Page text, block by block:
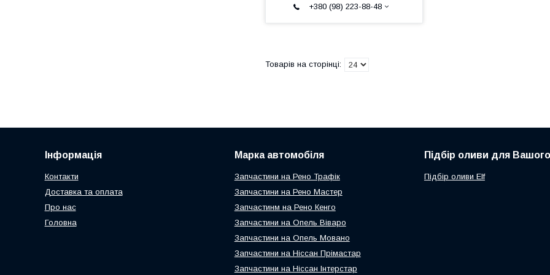
+380 (98) 223-88-48
Інформація
Контакти
Доставка та оплата
Про нас
Головна
Марка автомобіля
Запчастини на Рено Трафік
Запчастини на Рено Мастер
Запчастинм на Рено Кенго
Запчастини на Опель Віваро
Запчастини на Опель Мовано
Запчастини на Ніссан Прімастар
Запчастини на Ніссан Інтерстар
Підбір оливи для
Підбір оливи Elf